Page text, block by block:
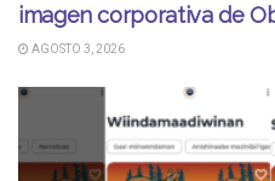
imagen corporativa de
AGOSTO 3, 2026